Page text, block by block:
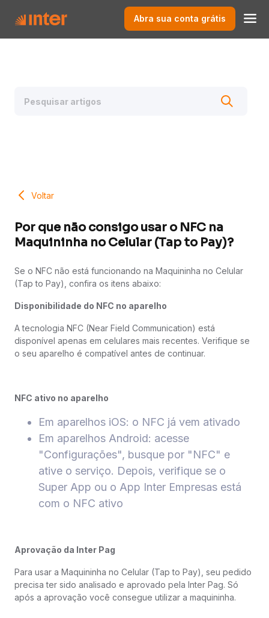
Abra sua conta grátis
Voltar
Por que não consigo usar o NFC na
Maquininha no Celular (Tap to Pay)?​
Se o NFC não está funcionando na Maquininha no Celular
(Tap to Pay), confira os itens abaixo:
Disponibilidade do NFC no aparelho
A tecnologia NFC (Near Field Communication) está
disponível apenas em celulares mais recentes. Verifique se
o seu aparelho é compatível antes de continuar.
NFC ativo no aparelho
Em aparelhos iOS: o NFC já vem ativado
Em aparelhos Android: acesse
"Configurações", busque por "NFC" e
ative o serviço. Depois, verifique se o
Super App ou o App Inter Empresas está
com o NFC ativo
Aprovação da Inter Pag
Para usar a Maquininha no Celular (Tap to Pay), seu pedido
precisa ter sido analisado e aprovado pela Inter Pag. Só
após a aprovação você consegue utilizar a maquininha.